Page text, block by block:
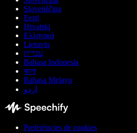
Slovenščina
Eesti
Hrvatski
Ελληνικά
Lietuvių
עברית
Bahasa Indonesia
বাংলা
Bahasa Melayu
اردو
Preferències de cookies